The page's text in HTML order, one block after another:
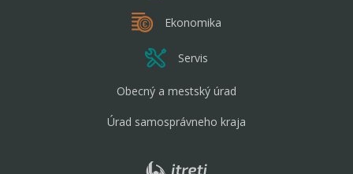
Ekonomika
Servis
Obecný a mestský úrad
Úrad samosprávneho kraja